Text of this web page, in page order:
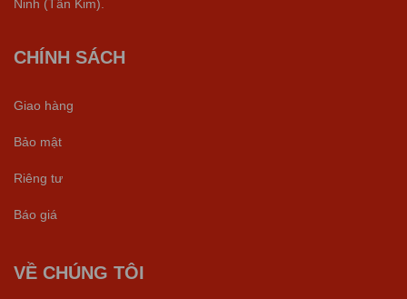
Ninh (Tân Kim).
CHÍNH SÁCH
Giao hàng
Bảo mật
Riêng tư
Báo giá
VỀ CHÚNG TÔI